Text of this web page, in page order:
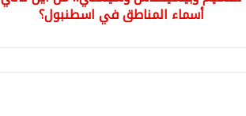
أسماء المناطق في اسطنبول؟